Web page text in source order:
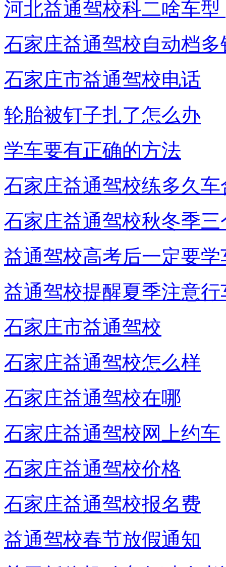
河北益通驾校科二啥车型 ​
石家庄益通驾校自动档多
石家庄市益通驾校电话
轮胎被钉子扎了怎么办
学车要有正确的方法
石家庄益通驾校练多久车
石家庄益通驾校秋冬季
益通驾校高考后一定要学
益通驾校提醒夏季注意行
石家庄市益通驾校
石家庄益通驾校怎么样
石家庄益通驾校在哪
石家庄益通驾校网上约车
石家庄益通驾校价格
石家庄益通驾校报名费
益通驾校春节放假通知